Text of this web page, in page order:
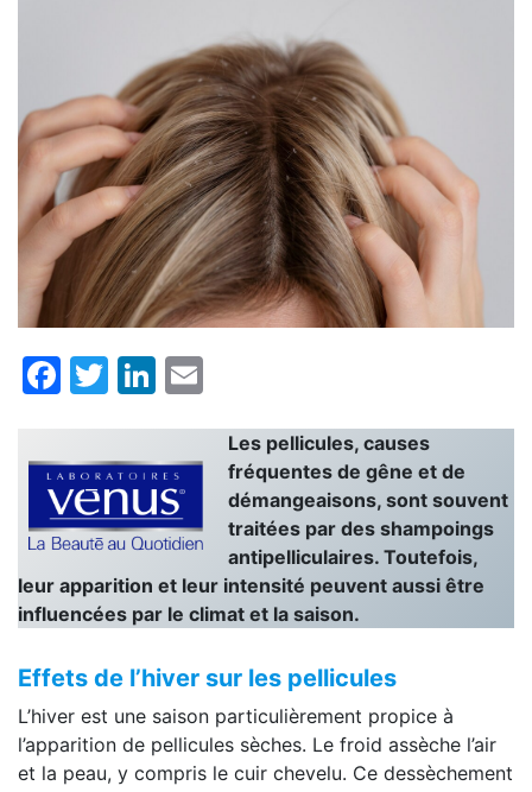
Facebook
TwitterLinkedIn
Les pellicules, causes
fréquentes de gêne et de
démangeaisons, sont souvent
traitées par des shampoings
antipelliculaires. Toutefois,
leur apparition et leur intensité peuvent aussi être
influencées par le climat et la saison.
Effets de l’hiver sur les pellicules
L’hiver est une saison particulièrement propice à
l’apparition de pellicules sèches. Le froid assèche l’air
et la peau, y compris le cuir chevelu. Ce dessèchement